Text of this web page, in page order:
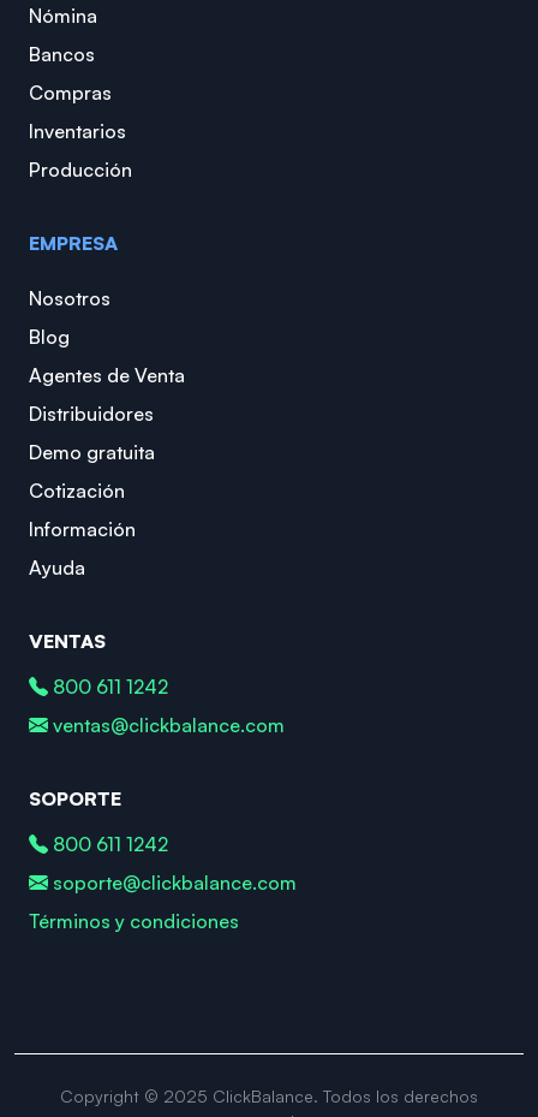
Nómina
Bancos
Compras
Inventarios
Producción
EMPRESA
Nosotros
Blog
Agentes de Venta
Distribuidores
Demo gratuita
Cotización
Información
Ayuda
VENTAS
800 611 1242
ventas@clickbalance.com
SOPORTE
800 611 1242
soporte@clickbalance.com
Términos y condiciones
Copyright © 2025 ClickBalance. Todos los derechos